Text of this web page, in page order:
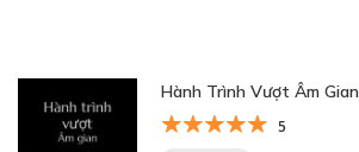
Hành Trình Vượt Âm Gian
5